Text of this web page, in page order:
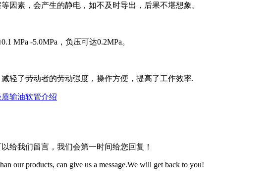
因素，会产生的静电，如不及时导出，后果不堪想象。
MPa -5.0MPa，负压可达0.2MPa。
轻了劳动者的劳动强度，操作方便，提高了工作效率.
质输油软管介绍
给我们留言，我们会第一时间给您回复！
our products, can give us a message.We will get back to you!